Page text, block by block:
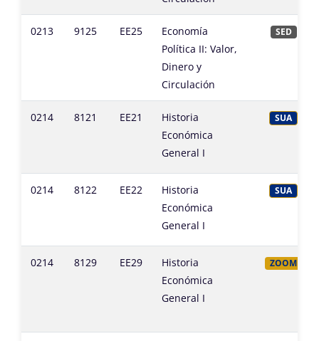
0213 9125 EE25
Economía
Política II: Valor,
Dinero y
Circulación
SED
0214 8121 EE21
Historia
Económica
General I
SUA
0214 8122 EE22
Historia
Económica
General I
SUA
0214 8129 EE29
Historia
Económica
General I
ZOOM